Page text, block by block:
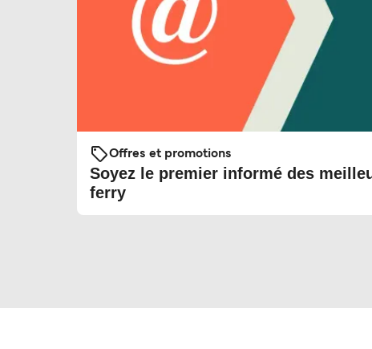
Offres et promotions
Soyez le premier informé des
ferry